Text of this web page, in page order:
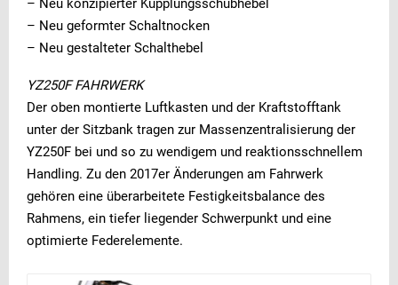
– Neu konzipierter Kupplungsschubhebel
– Neu geformter Schaltnocken
– Neu gestalteter Schalthebel
YZ250F FAHRWERK
Der oben montierte Luftkasten und der Kraftstofftank
unter der Sitzbank tragen zur Massenzentralisierung der
YZ250F bei und so zu wendigem und reaktionsschnellem
Handling. Zu den 2017er Änderungen am Fahrwerk
gehören eine überarbeitete Festigkeitsbalance des
Rahmens, ein tiefer liegender Schwerpunkt und eine
optimierte Federelemente.